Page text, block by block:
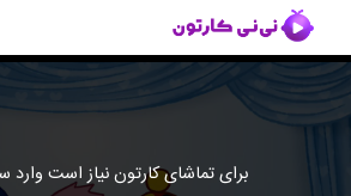
برای تماشای کارتون نیاز است